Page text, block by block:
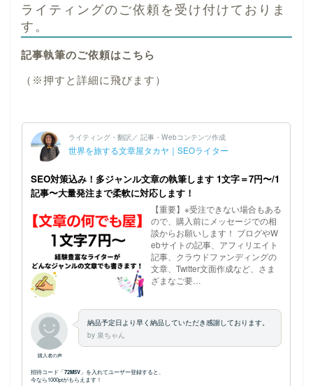
ライティングのご依頼を受け付けておりま
す。
記事執筆のご依頼はこちら
（※押すと詳細に飛びます）
ホーム